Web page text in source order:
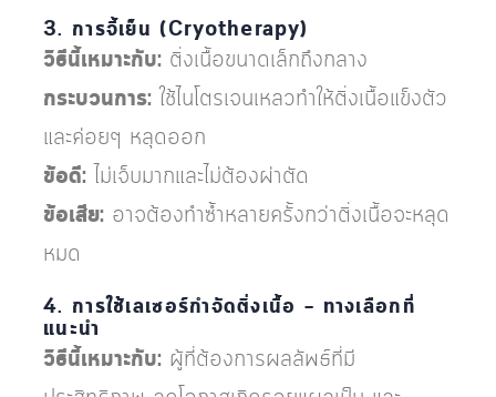
3. การจี้เย็น (Cryotherapy)
วิธีนี้เหมาะกับ: ติ่งเนื้อขนาดเล็กถึงกลาง
กระบวนการ: ใช้ไนโตรเจนเหลวทำให้ติ่งเนื้อแข็งตัว
และค่อยๆ หลุดออก
ข้อดี: ไม่เจ็บมากและไม่ต้องผ่าตัด
ข้อเสีย: อาจต้องทำซ้ำหลายครั้งกว่าติ่งเนื้อจะหลุด
หมด
4. การใช้เลเซอร์กำจัดติ่งเนื้อ – ทางเลือกที่
แนะนำ
วิธีนี้เหมาะกับ: ผู้ที่ต้องการผลลัพธ์ที่มี